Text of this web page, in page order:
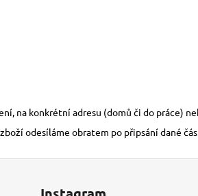
na konkrétní adresu (domů či do práce)
odesíláme obratem po připsání dané